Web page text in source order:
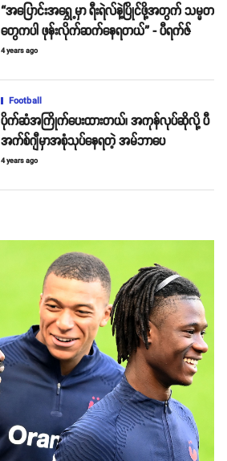
“အပြောင်းအရွှေ့မှာ ရီးရဲလ်နဲ့ပြိုင်ဖို့အတွက် သမ္မတ
တွေကပါ ဖုန်းလိုက်ဆက်နေရတယ်” - ပီရက်ဇ်
4 years ago
Football
ပိုက်ဆံအကြိုက်ပေးထားတယ်၊ အကုန်လုပ်ဆိုလို့ ပီ
အက်စ်ဂျီမှာအစုံသုပ်နေရတဲ့ အမ်ဘာပေ
4 years ago